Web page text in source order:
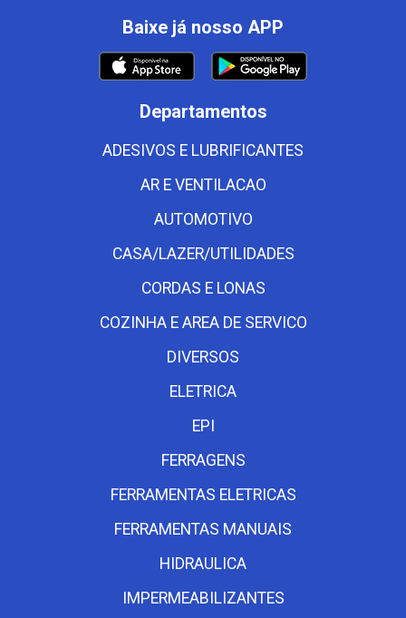
Baixe já nosso APP
Departamentos
ADESIVOS E LUBRIFICANTES
AR E VENTILACAO
AUTOMOTIVO
CASA/LAZER/UTILIDADES
CORDAS E LONAS
COZINHA E AREA DE SERVICO
DIVERSOS
ELETRICA
EPI
FERRAGENS
FERRAMENTAS ELETRICAS
FERRAMENTAS MANUAIS
HIDRAULICA
IMPERMEABILIZANTES